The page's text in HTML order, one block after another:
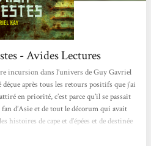
- Avides Lectures
incursion dans l’univers de Guy Gavriel
après tous les retours positifs que j’ai
en priorité, c’est parce qu’il se passait
d’Asie et de tout le décorum qui avait
histoires de cape et d’épées et de destinée